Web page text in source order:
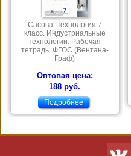
Сасова. Технология 7
класс. Индустриальные
технологии. Рабочая
тетрадь. ФГОС (Вентана-
Граф)
Оптовая цена:
188 руб.
Подробнее